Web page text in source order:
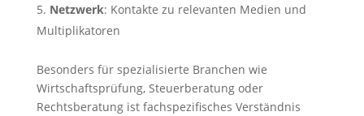
Netzwerk: Kontakte zu relevanten Medien und
Multiplikatoren
Besonders für spezialisierte Branchen wie
Wirtschaftsprüfung, Steuerberatung oder
Rechtsberatung ist fachspezifisches Verständnis